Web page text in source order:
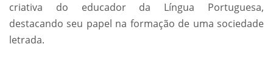
criativa do educador da Língua Portuguesa,
destacando seu papel na formação de uma sociedade
letrada.